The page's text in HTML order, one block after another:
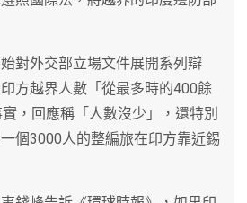
對外交部立場文件展開系列辯
方越界人數「從最多時的400餘
，回應稱「人數沒少」，還特別
個3000人的整編旅在印方靠近錫